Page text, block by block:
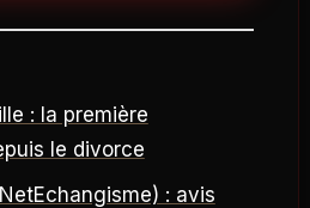
: la première
le divorce
: avis